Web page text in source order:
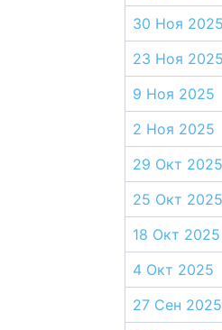
30 Ноя 2025
23 Ноя 2025
9 Ноя 2025
2 Ноя 2025
29 Окт 2025
25 Окт 2025
18 Окт 2025
4 Окт 2025
27 Сен 2025